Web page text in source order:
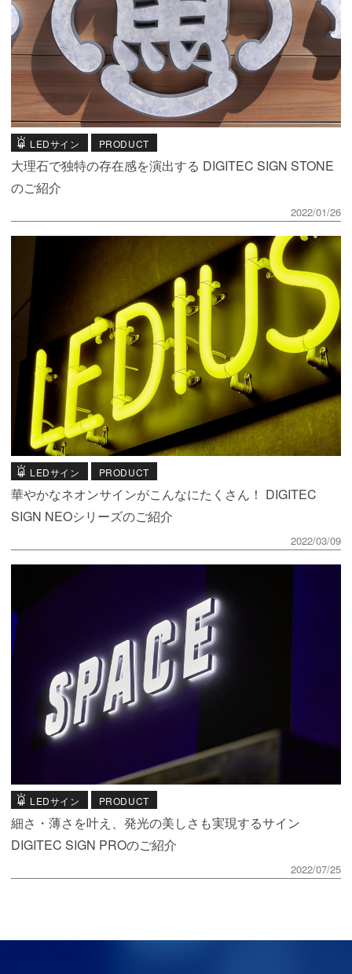
LEDサイン PRODUCT
大理石で独特の存在感を演出する DIGITEC SIGN STONE
のご紹介
2022/01/26
LEDサイン PRODUCT
華やかなネオンサインがこんなにたくさん！ DIGITEC
SIGN NEOシリーズのご紹介
2022/03/09
LEDサイン PRODUCT
細さ・薄さを叶え、発光の美しさも実現するサイン
DIGITEC SIGN PROのご紹介
2022/07/25